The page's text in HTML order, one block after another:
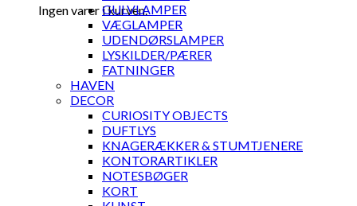
Ingen varer i kurven.
GULVLAMPER
VÆGLAMPER
UDENDØRSLAMPER
LYSKILDER/PÆRER
FATNINGER
HAVEN
DECOR
CURIOSITY OBJECTS
DUFTLYS
KNAGERÆKKER & STUMTJENERE
KONTORARTIKLER
NOTESBØGER
KORT